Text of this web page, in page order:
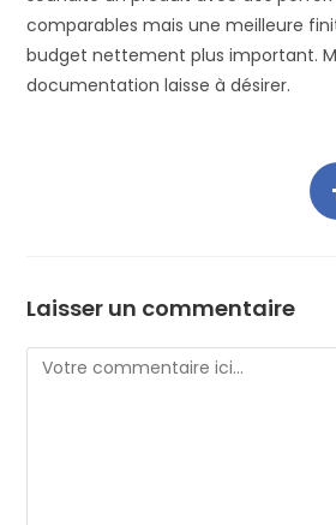
comparables mais une meilleure
budget nettement plus important.
documentation laisse à désirer.
Laisser un commentaire
Comment